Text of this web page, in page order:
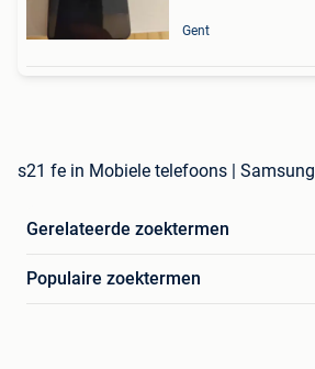
Gent
s21 fe in Mobiele telefoons | Samsung
Gerelateerde zoektermen
Populaire zoektermen